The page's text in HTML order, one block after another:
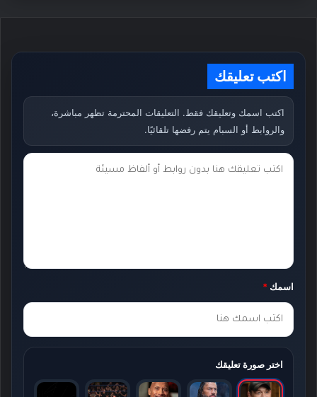
اكتب تعليقك
اكتب اسمك وتعليقك فقط. التعليقات المحترمة تظهر مباشرة،
والروابط أو السبام يتم رفضها تلقائيًا.
ت
ك
*
اسمك *
اختر صورة تعليقك